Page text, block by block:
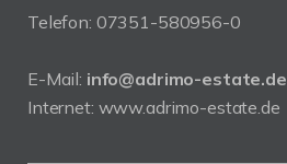
Telefon: 07351-580956-0
E-Mail: info@adrimo-estate.de
Internet: www.adrimo-estate.de